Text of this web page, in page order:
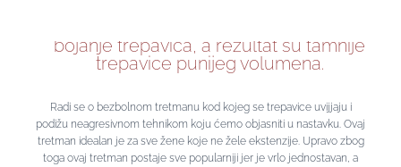
bojanje trepavica, a rezultat su tamnije
trepavice punijeg volumena.
Radi se o bezbolnom tretmanu kod kojeg se trepavice uvijjaju i
podižu neagresivnom tehnikom koju ćemo objasniti u nastavku. Ovaj
tretman idealan je za sve žene koje ne žele ekstenzije. Upravo zbog
toga ovaj tretman postaje sve popularniji jer je vrlo jednostavan, a